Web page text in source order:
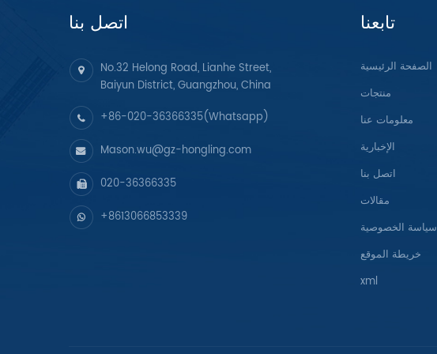
اتصل بنا
No.32 Helong Road, Lianhe Street,
Baiyun District, Guangzhou, China
+86-020-36366335(Whatsapp)
Mason.wu@gz-hongling.com
020-36366335
+8613066853339
تابعنا
الصفحة الرئيسية
منتجات
معلومات عنا
الإخبارية
اتصل بنا
مقالات
سياسة الخصوصية
خريطة الموقع
xml